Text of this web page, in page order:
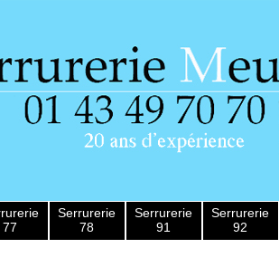
77
Serrurerie
78
Serrurerie
91
Serrurerie
92